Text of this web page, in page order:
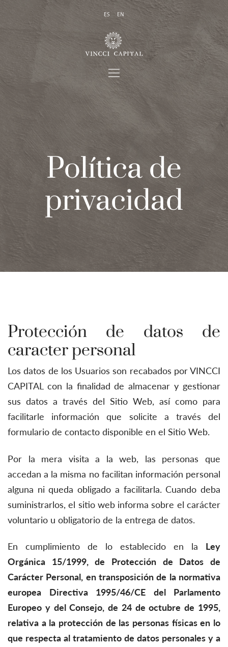
ES EN
Política de
privacidad
Protección de datos de
caracter personal
Los datos de los Usuarios son recabados por VINCCI
CAPITAL con la finalidad de almacenar y gestionar
sus datos a través del Sitio Web, así como para
facilitarle información que solicite a través del
formulario de contacto disponible en el Sitio Web.
Por la mera visita a la web, las personas que
accedan a la misma no facilitan información personal
alguna ni queda obligado a facilitarla. Cuando deba
suministrarlos, el sitio web informa sobre el carácter
voluntario u obligatorio de la entrega de datos.
En cumplimiento de lo establecido en la Ley
Orgánica 15/1999, de Protección de Datos de
Carácter Personal, en transposición de la normativa
europea Directiva 1995/46/CE del Parlamento
Europeo y del Consejo, de 24 de octubre de 1995,
relativa a la protección de las personas físicas en lo
que respecta al tratamiento de datos personales y a